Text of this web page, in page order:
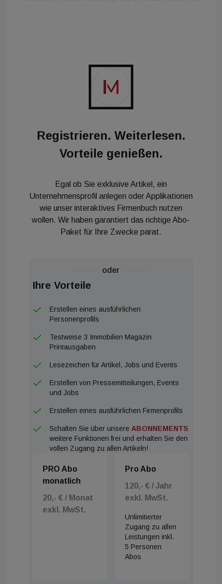
entfernt“, setzt Ettenauer seine Argumentation
fort. Für den Fall, dass das Übernahmeangebot
scheitert, hat der Vorstand der S Immo bereits
Pläne für das Unternehmen. „Die S Immo ist alleine
Entflechtung der Gesellschaften an und planen
unsere Beteiligungen an der Immofinanz und der CA
unser Kerngeschäft investiert werden. Die S Immo
folgt damit einer Strategie, die auf Wertwachstum
durch Entwicklung in Deutschland und auf attraktive
Cashflows aus den CEE-Märkten abzielt. So
schaffen wir im Interesse unserer Aktionäre Werte
einer Stand alone-Variante deutlich unterlegen“,
führt Ettenauer weiter aus.
Registrieren. Weiterlesen.
Vorteile genießen.
Egal ob Sie exklusive Artikel, ein
Unternehmensprofil anlegen oder Applikationen
wie unser interaktives Firmenbuch nutzen
wollen. Wir haben garantiert das richtige Abo-
Paket für Ihre Zwecke parat.
oder
Ihre Vorteile
Erstellen eines ausführlichen
Personenprofils
Testweise 3 Immobilien Magazin
Printausgaben
Lesezeichen für Artikel, Jobs und Events
Erstellen von Pressemitteilungen, Events
und Jobs
Erstellen eines ausführlichen Firmenprofils
Schalten Sie über unsere ABONNEMENTS
weitere Funktionen frei und erhalten Sie den
vollen Zugang zu allen Artikeln!
PRO Abo
monatlich
20,- € / Monat
exkl. MwSt.
Pro Abo
120,- € / Jahr
exkl. MwSt.
Unlimitierter
Zugang zu allen
Leistungen inkl.
5 Personen
Abos